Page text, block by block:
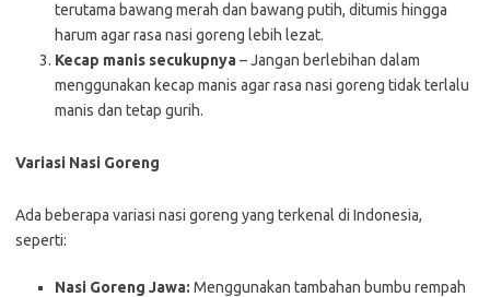
terutama bawang merah dan bawang putih, ditumis hingga
harum agar rasa nasi goreng lebih lezat.
Kecap manis secukupnya– Jangan berlebihan dalam
menggunakan kecap manis agar rasa nasi goreng tidak terlalu
manis dan tetap gurih.
Variasi Nasi Goreng
Ada beberapa variasi nasi goreng yang terkenal di Indonesia,
seperti:
Nasi Goreng Jawa: Menggunakan tambahan bumbu rempah